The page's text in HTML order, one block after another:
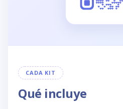
CADA KIT
Qué incluye